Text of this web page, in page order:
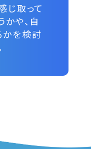
じ取って
や、自
かを検討